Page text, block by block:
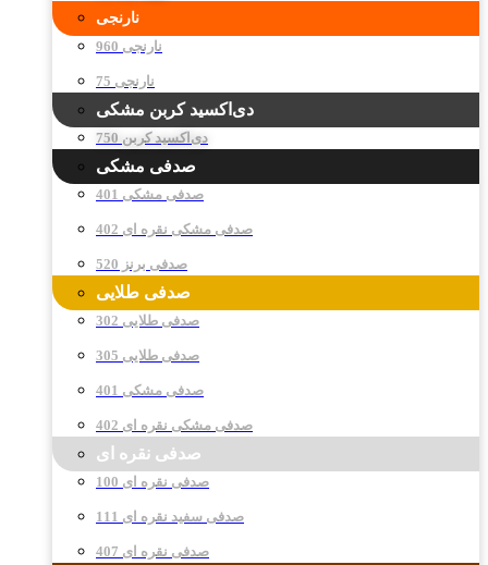
نارنجی
نارنجی 960
نارنجی 75
دی‌اکسید کربن مشکی
دی‌اکسید کربن 750
صدفی مشکی
صدفی مشکی 401
صدفی مشکی نقره ای 402
صدفی برنز 520
صدفی طلایی
صدفی طلایی 302
صدفی طلایی 305
صدفی مشکی 401
صدفی مشکی نقره ای 402
صدفی نقره ای
صدفی نقره ای 100
صدفی سفید نقره ای 111
صدفی نقره ای 407